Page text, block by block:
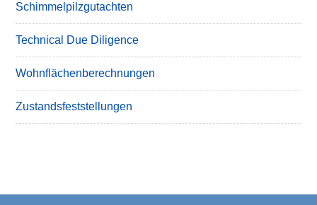
Schimmelpilzgutachten
Technical Due Diligence
Wohnflächenberechnungen
Zustandsfeststellungen